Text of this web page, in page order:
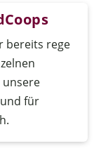
bereits rege
unsere
für